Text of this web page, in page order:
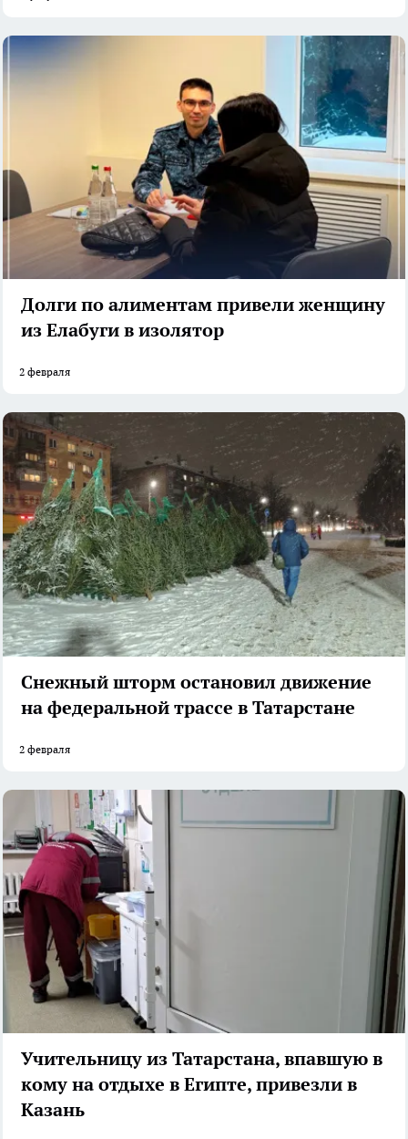
Долги по алиментам привели женщину
из Елабуги в изолятор
2 февраля
Снежный шторм остановил движение
на федеральной трассе в Татарстане
2 февраля
Учительницу из Татарстана, впавшую в
кому на отдыхе в Египте, привезли в
Казань